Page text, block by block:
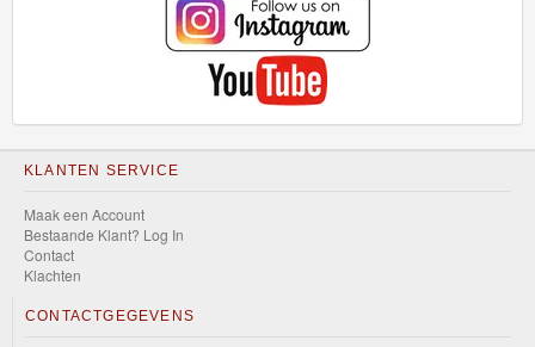
Modified
HW
Moto
KLANTEN SERVICE
Maak een Account
Bestaande Klant? Log In
Contact
Klachten
CONTACTGEGEVENS